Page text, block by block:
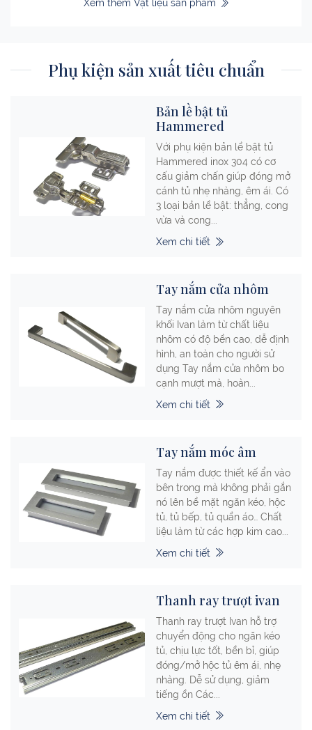
Phụ kiện sản xuất tiêu chuẩn
Bản lề bật tủ
Hammered
Với phụ kiện bản lề bật tủ
Hammered inox 304 có cơ
cấu giảm chấn giúp đóng mở
cánh tủ nhẹ nhàng, êm ái. Có
3 loại bản lề bật: thẳng, cong
vừa và cong...
Xem chi tiết
Tay nắm cửa nhôm
Tay nắm cửa nhôm nguyên
khối Ivan làm từ chất liệu
nhôm có độ bền cao, dễ định
hình, an toàn cho người sử
dụng Tay nắm cửa nhôm bo
cạnh mượt mà, hoàn...
Xem chi tiết
Tay nắm móc âm
Tay nắm được thiết kế ẩn vào
bên trong mà không phải gắn
nó lên bề mặt ngăn kéo, hộc
tủ, tủ bếp, tủ quần áo… Chất
liệu làm từ các hợp kim cao...
Xem chi tiết
Thanh ray trượt ivan
Thanh ray trượt Ivan hỗ trợ
chuyển động cho ngăn kéo
tủ, chịu lực tốt, bền bỉ, giúp
đóng/mở hộc tủ êm ái, nhẹ
nhàng. Dễ sử dụng, giảm
tiếng ồn Các...
Xem chi tiết